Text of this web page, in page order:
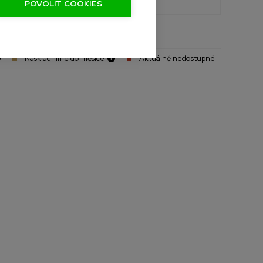
Celkem bal 0,0 bal
- Naskladníme do měsíce - Aktuálně nedostupné
POVOLIT COOKIES